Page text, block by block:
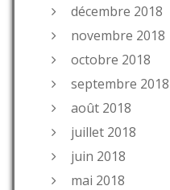
décembre 2018
novembre 2018
octobre 2018
septembre 2018
août 2018
juillet 2018
juin 2018
mai 2018